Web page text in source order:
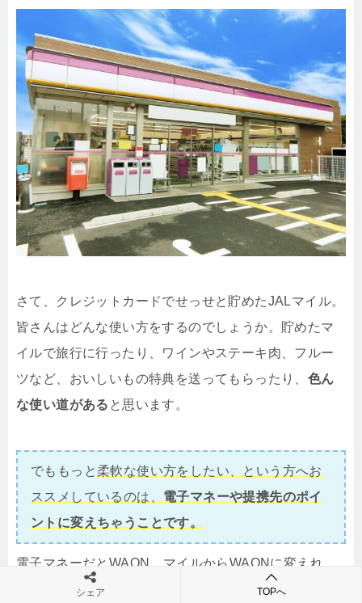
さて、クレジットカードでせっせと貯めたJALマイル。
皆さんはどんな使い方をするのでしょうか。貯めたマ
イルで旅行に行ったり、ワインやステーキ肉、フルー
ツなど、おいしいもの特典を送ってもらったり、 色ん
な使い道がある と思います。
でももっと柔軟な使い方をしたい、という方へお
ススメしているのは、 電子マネーや提携先のポイ
ントに変えちゃうことです。
電子マネーだとWAON。マイルからWAONに変えれ
ば、あとは使い方自由。
シェア TOPへ